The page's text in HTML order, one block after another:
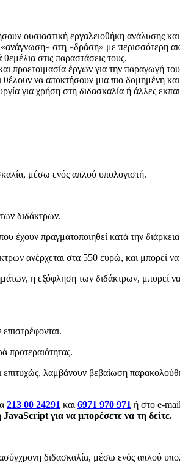
ουσιαστική εργαλειοθήκη ανάλυσης και
στη «δράση» με περισσότερη
στις παραστάσεις τους.
προετοιμασία έργων για την παραγωγή
να αποκτήσουν μια πιο δομημένη
για χρήση στη διδασκαλία ή άλλες
μέσω ενός απλού υπολογιστή.
διδάκτρων.
έχουν πραγματοποιηθεί κατά την
ανέρχεται στα 550 ευρώ, και μπορεί
η εξόφληση των διδάκτρων, μπορεί να
προτεραιότητας.
λαμβάνουν βεβαίωση
213 00 24291 και 6971 970 971 ή στο e-mail
για να μπορέσετε να τη δείτε.
διδασκαλία, μέσω ενός απλού